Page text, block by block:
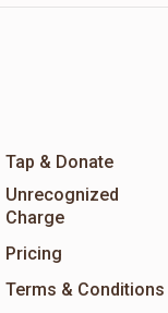
Tap & Donate
Unrecognized
Charge
Pricing
Terms & Conditions